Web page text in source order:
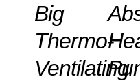
Big
Thermo-
Ventilating